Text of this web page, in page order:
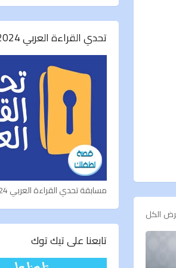
الكل
تحدي القراءة العربي 2024
مسابقة تحدي القراءة العربي 2024
تابعنا على تيك توك